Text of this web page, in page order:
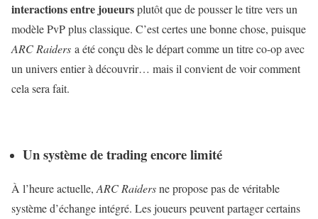
interactions entre joueursplutôt que de pousser le titre vers un
modèle PvP plus classique. C’est certes une bonne chose, puisque
ARC Raiders a été conçu dès le départ comme un titre co-op avec
un univers entier à découvrir… mais il convient de voir comment
cela sera fait.
Un système de trading encore limité
À l’heure actuelle,ARC Raidersne propose pas de véritable
système d’échange intégré. Les joueurs peuvent partager certains